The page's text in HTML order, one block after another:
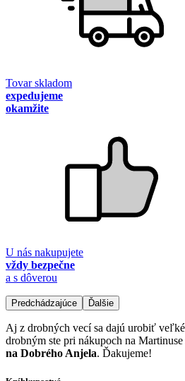
Tovar skladom
expedujeme
okamžite
U nás nakupujete
vždy bezpečne
a s dôverou
Predchádzajúce Ďalšie
Aj z drobných vecí sa dajú urobiť
drobným ste pri nákupoch na
na Dobrého Anjela. Ďakujeme!